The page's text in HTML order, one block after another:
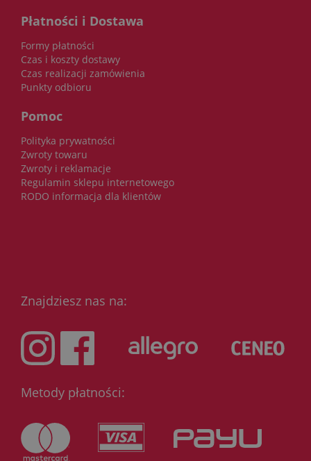
Płatności i Dostawa
Formy płatności
Czas i koszty dostawy
Czas realizacji zamówienia
Punkty odbioru
Pomoc
Polityka prywatności
Zwroty towaru
Zwroty i reklamacje
Regulamin sklepu internetowego
RODO informacja dla klientów
Znajdziesz nas na:
Metody płatności: